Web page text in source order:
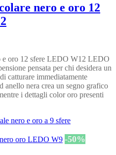
nero e oro 12
e oro 12 sfere LEDO W12 LEDO
pensata per chi desidera un
catturare immediatamente
anello nera crea un segno grafico
i dettagli color oro presenti
-50%